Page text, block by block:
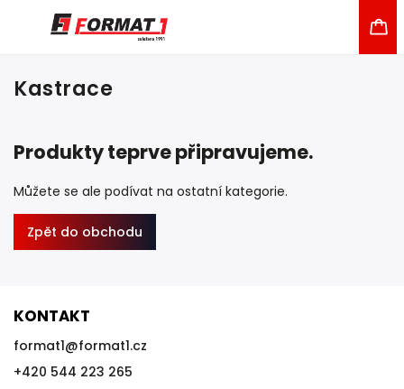
Kastrace
Produkty teprve připravujeme.
Můžete se ale podívat na ostatní kategorie.
Zpět do obchodu
KONTAKT
format1@format1.cz
+420 544 223 265